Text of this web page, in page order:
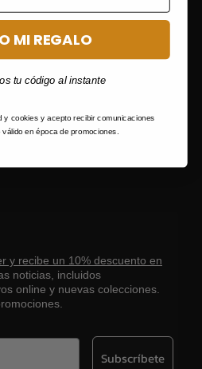
y recibe un 10% descuento en
noticias, incluidos
online y nuevas colecciones.
Subscríbete
MI REGALO
tu código al instante
y cookies y acepto recibir comunicaciones
en época de promociones.